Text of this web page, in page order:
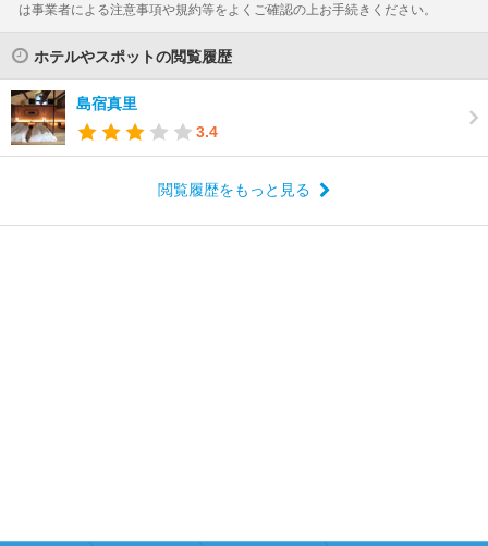
は事業者による注意事項や規約等をよくご確認の上お手続きください。
ホテルやスポットの閲覧履歴
島宿真里
3.4
閲覧履歴をもっと見る